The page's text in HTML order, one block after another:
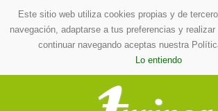
Este sitio web utiliza cookies propias y de
navegación, adaptarse a tus preferencias y
continuar navegando aceptas nuestra
Lo entiendo